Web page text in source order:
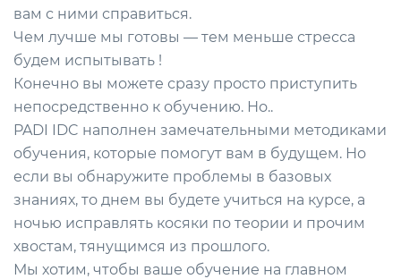
вам с ними справиться.
Чем лучше мы готовы — тем меньше стресса
будем испытывать !
Конечно вы можете сразу просто приступить
непосредственно к обучению. Но..
PADI IDC наполнен замечательными методиками
обучения, которые помогут вам в будущем. Но
если вы обнаружите проблемы в базовых
знаниях, то днем вы будете учиться на курсе, а
ночью исправлять косяки по теории и прочим
хвостам, тянущимся из прошлого.
Мы хотим, чтобы ваше обучение на главном